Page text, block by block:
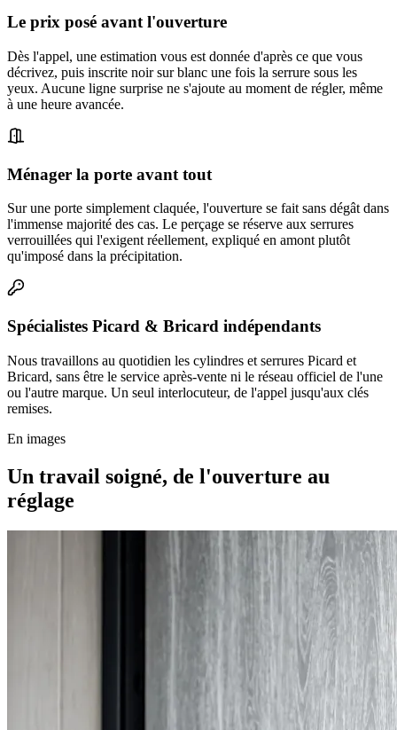
Le prix posé avant l'ouverture
Dès l'appel, une estimation vous est donnée d'après ce que vous
décrivez, puis inscrite noir sur blanc une fois la serrure sous les
yeux. Aucune ligne surprise ne s'ajoute au moment de régler, même
à une heure avancée.
Ménager la porte avant tout
Sur une porte simplement claquée, l'ouverture se fait sans dégât dans
l'immense majorité des cas. Le perçage se réserve aux serrures
verrouillées qui l'exigent réellement, expliqué en amont plutôt
qu'imposé dans la précipitation.
Spécialistes Picard & Bricard indépendants
Nous travaillons au quotidien les cylindres et serrures Picard et
Bricard, sans être le service après-vente ni le réseau officiel de l'une
ou l'autre marque. Un seul interlocuteur, de l'appel jusqu'aux clés
remises.
En images
Un travail soigné, de l'ouverture au
réglage